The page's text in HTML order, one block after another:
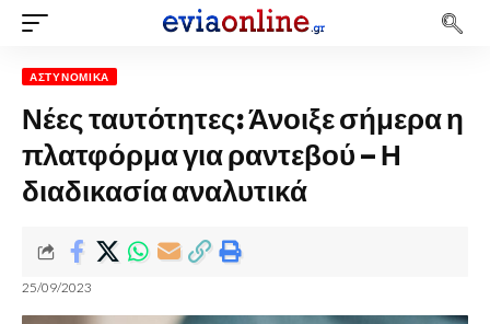
ΑΣΤΥΝΟΜΙΚΆ
Νέες ταυτότητες: Άνοιξε σήμερα η
πλατφόρμα για ραντεβού – Η
διαδικασία αναλυτικά
25/09/2023